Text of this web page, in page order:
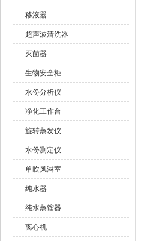
移液器
超声波清洗器
灭菌器
生物安全柜
水份分析仪
净化工作台
旋转蒸发仪
水份测定仪
单吹风淋室
纯水器
纯水蒸馏器
离心机